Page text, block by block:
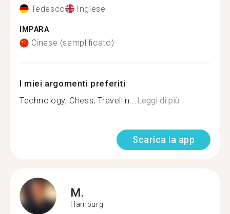
Tedesco Inglese
IMPARA
Cinese (semplificato)
I miei argomenti preferiti
Technology, Chess, Travellin...Leggi di più
Scarica la app
M.
Hamburg